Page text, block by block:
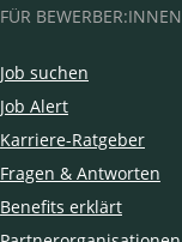
FÜR BEWERBER:INNEN
Job suchen
Job Alert
Karriere-Ratgeber
Fragen & Antworten
Benefits erklärt